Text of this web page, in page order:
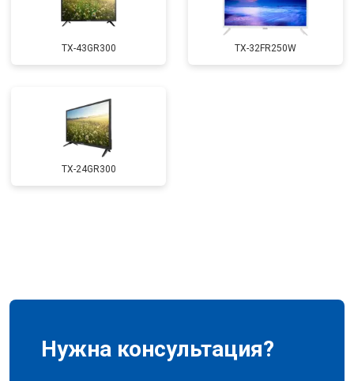
TX-43GR300 TX-32FR250W
TX-24GR300
Нужна консультация?